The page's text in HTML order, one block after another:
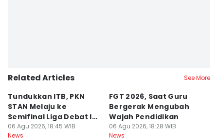
Related Articles See More
Tundukkan ITB, PKN
STAN Melaju ke
Semifinal Liga Debat IDN
Times 2026
06 Agu 2026, 18:45 WIB
News
FGT 2026, Saat Guru
Bergerak Mengubah
Wajah Pendidikan
06 Agu 2026, 18:28 WIB
News